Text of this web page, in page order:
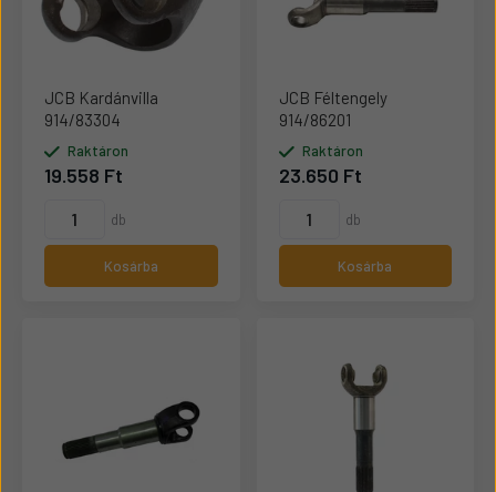
JCB Kardánvilla
914/83304
Raktáron
19.558 Ft
db
Kosárba
JCB Féltengely
914/86201
Raktáron
23.650 Ft
db
Kosárba